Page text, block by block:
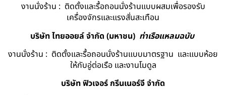
งานนั่งร้าน : ติดตั้งและรื้อถอนนั่งร้านแบบผสมเพื่อรองรับ
เครื่องจักรและแรงสั่นสะเทือน
บริษัท ไทยออยล์ จํากัด (มหาชน) ท่าเรือแหลมฉบับ
งานนั่งร้าน : ติดตั้งและรื้อถอนนั่งร้านแบบมาตรฐาน และแบบห้อย
ให้กับอู่ต่อเรือ และงานโมดูล
บริษัท ฟิวเจอร์ กรีนเนอร์จี จำกัด